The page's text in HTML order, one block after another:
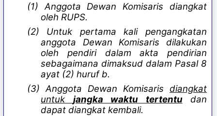
(1) Anggota Dewan Komisaris diangkat
oleh RUPS.
(2) Untuk pertama kali pengangkatan
anggota Dewan Komisaris dilakukan
oleh pendiri dalam akta pendirian
sebagaimana dimaksud dalam Pasal 8
ayat (2) huruf b.
(3) Anggota Dewan Komisaris diangkat
untuk jangka waktu tertentudan
dapat diangkat kembali.